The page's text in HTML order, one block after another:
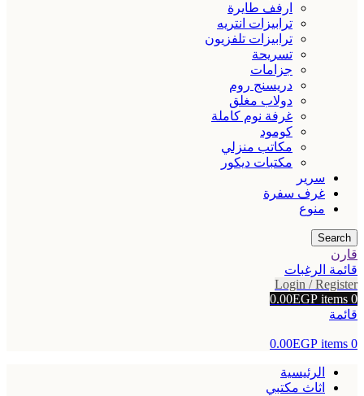
ارفف طايرة
ترابيزات انتريه
ترابيزات تلفزيون
تسريحة
جزامات
دريسنج روم
دولاب مغلق
غرفة نوم كاملة
كومود
مكاتب منزلي
مكتبات ديكور
سرير
غرف سفرة
منوع
Search
قارن
قائمة الرغبات
Login / Register
0
items
0.00EGP
قائمة
0
items
0.00EGP
الرئيسية
اثاث مكتبي